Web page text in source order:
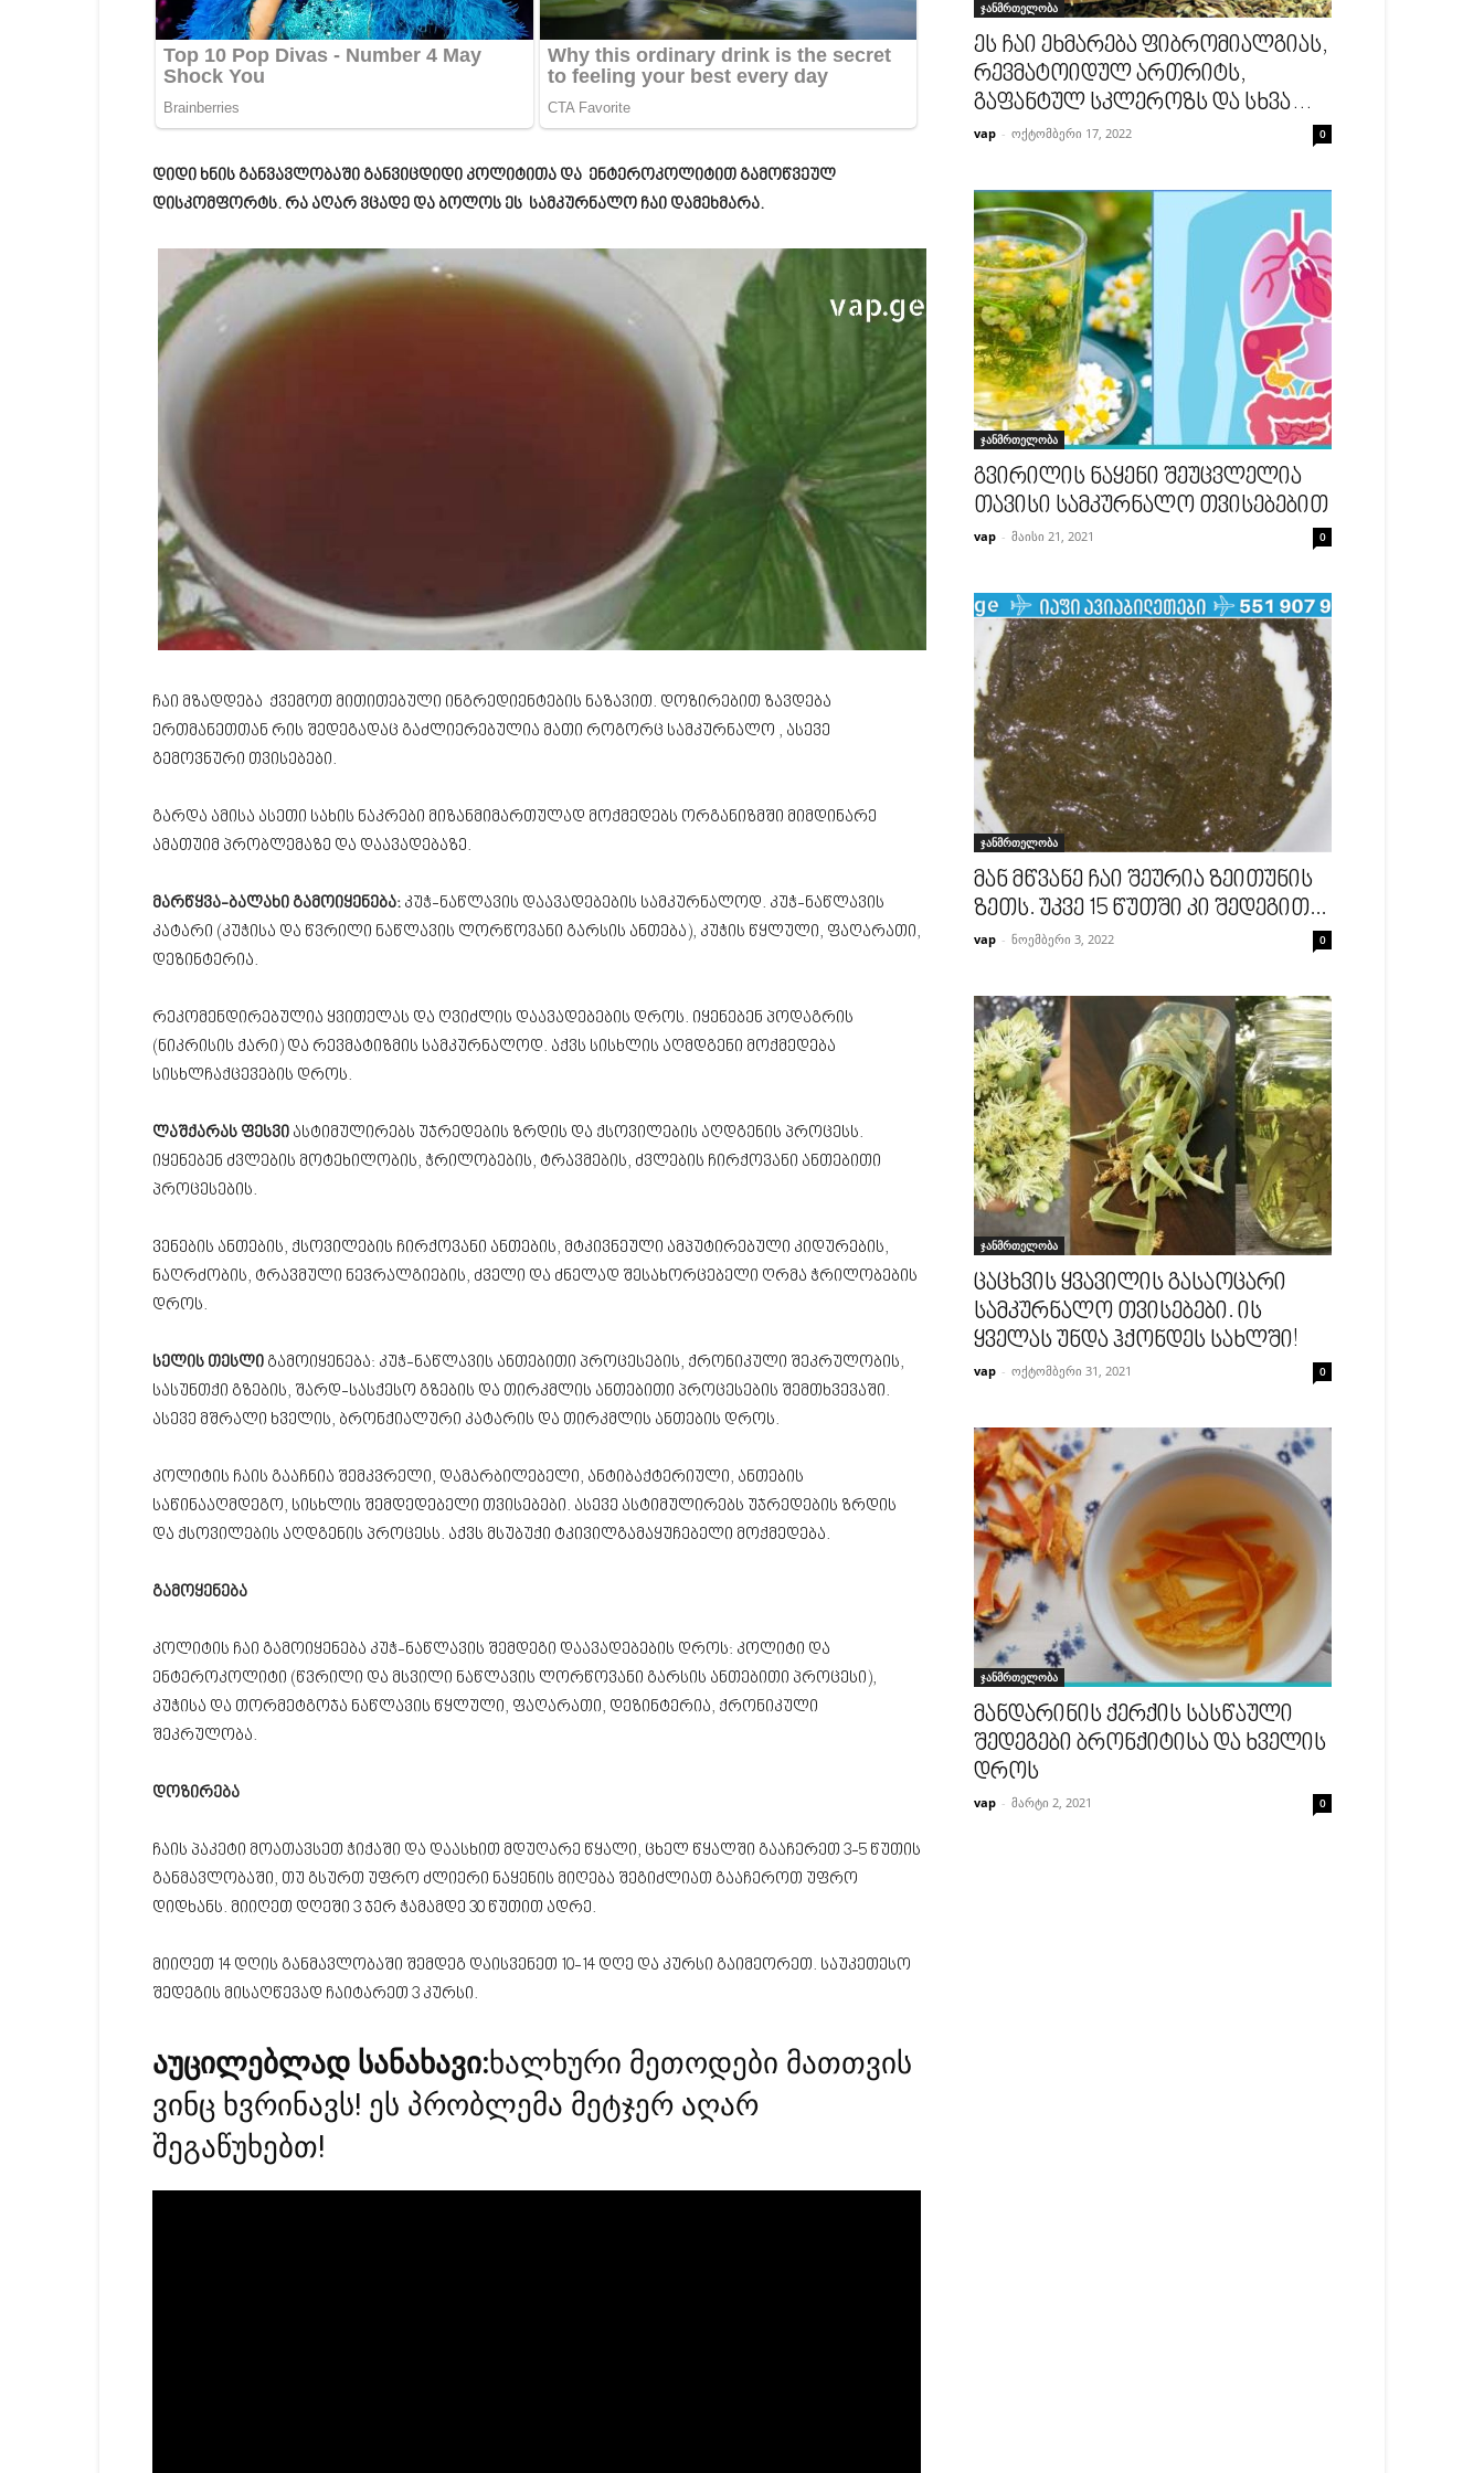
დიდი ხნის განვავლობაში განვიცდიდი კოლიტითა და ენტეროკოლიტით გამოწვეულ
დისკომფორტს. რა აღარ ვცადე და ბოლოს ეს სამკურნალო ჩაი დამეხმარა.
ჩაი მზადდება ქვემოთ მითითებული ინგრედიენტების ნაზავით. დოზირებით ზავდება
ერთმანეთთან რის შედეგადაც გაძლიერებულია მათი როგორც სამკურნალო , ასევე
გემოვნური თვისებები.
გარდა ამისა ასეთი სახის ნაკრები მიზანმიმართულად მოქმედებს ორგანიზმში მიმდინარე
ამათუიმ პრობლემაზე და დაავადებაზე.
მარწყვა-ბალახი გამოიყენება: კუჭ-ნაწლავის დაავადებების სამკურნალოდ. კუჭ-ნაწლავის
კატარი (კუჭისა და წვრილი ნაწლავის ლორწოვანი გარსის ანთება), კუჭის წყლული, ფაღარათი,
დეზინტერია.
რეკომენდირებულია ყვითელას და ღვიძლის დაავადებების დროს. იყენებენ პოდაგრის
(ნიკრისის ქარი) და რევმატიზმის სამკურნალოდ. აქვს სისხლის აღმდგენი მოქმედება
სისხლჩაქცევების დროს.
ლაშქარას ფესვი ასტიმულირებს უჯრედების ზრდის და ქსოვილების აღდგენის პროცესს.
იყენებენ ძვლების მოტეხილობის, ჭრილობების, ტრავმების, ძვლების ჩირქოვანი ანთებითი
პროცესების.
ვენების ანთების, ქსოვილების ჩირქოვანი ანთების, მტკივნეული ამპუტირებული კიდურების,
ნაღრძობის, ტრავმული ნევრალგიების, ძველი და ძნელად შესახორცებელი ღრმა ჭრილობების
დროს.
სელის თესლი გამოიყენება: კუჭ-ნაწლავის ანთებითი პროცესების, ქრონიკული შეკრულობის,
სასუნთქი გზების, შარდ-სასქესო გზების და თირკმლის ანთებითი პროცესების შემთხვევაში.
ასევე მშრალი ხველის, ბრონქიალური კატარის და თირკმლის ანთების დროს.
კოლიტის ჩაის გააჩნია შემკვრელი, დამარბილებელი, ანტიბაქტერიული, ანთების
საწინააღმდეგო, სისხლის შემდედებელი თვისებები. ასევე ასტიმულირებს უჯრედების ზრდის
და ქსოვილების აღდგენის პროცესს. აქვს მსუბუქი ტკივილგამაყუჩებელი მოქმედება.
გამოყენება
კოლიტის ჩაი გამოიყენება კუჭ-ნაწლავის შემდეგი დაავადებების დროს: კოლიტი და
ენტეროკოლიტი (წვრილი და მსვილი ნაწლავის ლორწოვანი გარსის ანთებითი პროცესი),
კუჭისა და თორმეტგოჯა ნაწლავის წყლული, ფაღარათი, დეზინტერია, ქრონიკული
შეკრულობა.
დოზირება
ჩაის პაკეტი მოათავსეთ ჭიქაში და დაასხით მდუღარე წყალი, ცხელ წყალში გააჩერეთ 3-5 წუთის
განმავლობაში, თუ გსურთ უფრო ძლიერი ნაყენის მიღება შეგიძლიათ გააჩეროთ უფრო
დიდხანს. მიიღეთ დღეში 3 ჯერ ჭამამდე 30 წუთით ადრე.
მიიღეთ 14 დღის განმავლობაში შემდეგ დაისვენეთ 10-14 დღე და კურსი გაიმეორეთ. საუკეთესო
შედეგის მისაღწევად ჩაიტარეთ 3 კურსი.
აუცილებლად სანახავი:ხალხური მეთოდები მათთვის
ვინც ხვრინავს! ეს პრობლემა მეტჯერ აღარ
შეგაწუხებთ!
ჯანმრთელობა
ეს ჩაი ეხმარება ფიბრომიალგიას,
რევმატოიდულ ართრიტს,
გაფანტულ სკლეროზს და სხვა…
vap - ოქტომბერი 17, 2022 0
ჯანმრთელობა
გვირილის ნაყენი შეუცვლელია
თავისი სამკურნალო თვისებებით
vap - მაისი 21, 2021 0
ჯანმრთელობა
მან მწვანე ჩაი შეურია ზეითუნის
ზეთს. უკვე 15 წუთში კი შედეგით...
vap - ნოემბერი 3, 2022 0
ჯანმრთელობა
ცაცხვის ყვავილის გასაოცარი
სამკურნალო თვისებები. ის
ყველას უნდა ჰქონდეს სახლში!
vap - ოქტომბერი 31, 2021 0
ჯანმრთელობა
მანდარინის ქერქის სასწაული
შედეგები ბრონქიტისა და ხველის
დროს
vap - მარტი 2, 2021 0